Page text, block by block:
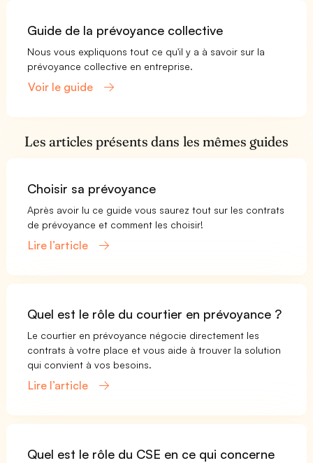
Guide de la prévoyance collective
Nous vous expliquons tout ce qu'il y a à savoir sur la
prévoyance collective en entreprise.
Voir le guide
Les articles présents dans les mêmes guides
Choisir sa prévoyance
Après avoir lu ce guide vous saurez tout sur les contrats
de prévoyance et comment les choisir!
Lire l’article
Quel est le rôle du courtier en prévoyance ?
Le courtier en prévoyance négocie directement les
contrats à votre place et vous aide à trouver la solution
qui convient à vos besoins.
Lire l’article
Quel est le rôle du CSE en ce qui concerne